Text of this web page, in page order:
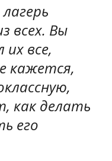
всех. Вы
все,
кажется,
как делать
его